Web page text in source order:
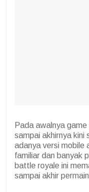
Pada awalnya
sampai akhirnya kini
adanya versi mobile
familiar dan banyak
battle royale ini
sampai akhir